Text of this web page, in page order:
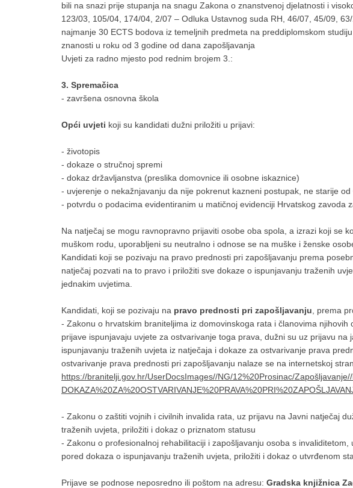
bili na snazi prije stupanja na snagu Zakona o znanstvenoj djelatnosti i
123/03, 105/04, 174/04, 2/07 – Odluka Ustavnog suda RH, 46/07, 45/09,
najmanje 30 ECTS bodova iz temeljnih predmeta na preddiplomskom
znanosti u roku od 3 godine od dana zapošljavanja
Uvjeti za radno mjesto pod rednim brojem 3.:
3. Spremačica
- završena osnovna škola
Opći uvjeti koji su kandidati dužni priložiti u prijavi:
- životopis
- dokaze o stručnoj spremi
- dokaz državljanstva (preslika domovnice ili osobne iskaznice)
- uvjerenje o nekažnjavanju da nije pokrenut kazneni postupak, ne starije
- potvrdu o podacima evidentiranim u matičnoj evidenciji Hrvatskog zavoda
Na natječaj se mogu ravnopravno prijaviti osobe oba spola, a izrazi koji se
muškom rodu, uporabljeni su neutralno i odnose se na muške i ženske
Kandidati koji se pozivaju na pravo prednosti pri zapošljavanju prema
natječaj pozvati na to pravo i priložiti sve dokaze o ispunjavanju traženih
jednakim uvjetima.
Kandidati, koji se pozivaju na pravo prednosti pri zapošljavanju , prema
- Zakonu o hrvatskim braniteljima iz domovinskoga rata i članovima njihovih
prijave ispunjavaju uvjete za ostvarivanje toga prava, dužni su uz prijavu na
ispunjavanju traženih uvjeta iz natječaja i dokaze za ostvarivanje prava
ostvarivanje prava prednosti pri zapošljavanju nalaze se na internetskoj
https://branitelji.gov.hr/UserDocsImages//NG/12%20Prosinac/
- Zakonu o zaštiti vojnih i civilnih invalida rata, uz prijavu na Javni natječaj
traženih uvjeta, priložiti i dokaz o priznatom statusu
- Zakonu o profesionalnoj rehabilitaciji i zapošljavanju osoba s invaliditetom,
pored dokaza o ispunjavanju traženih uvjeta, priložiti i dokaz o utvrđenom
Prijave se podnose neposredno ili poštom na adresu: Gradska knjižnica